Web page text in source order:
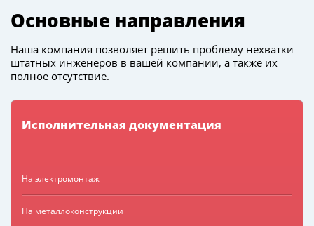
Основные направления
Наша компания позволяет решить проблему нехватки
штатных инженеров в вашей компании, а также их
полное отсутствие.
Исполнительная документация
На электромонтаж
На металлоконструкции